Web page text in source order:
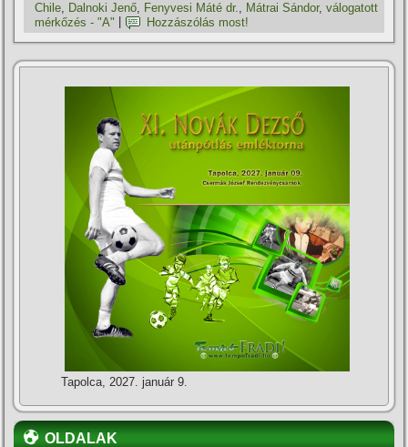
Chile, Dalnoki Jenő, Fenyvesi Máté dr., Mátrai Sándor,válogatott
mérkőzés - "A"
Hozzászólás most!
Tapolca, 2027. január 9.
OLDALAK